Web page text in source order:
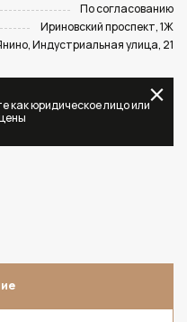
По согласованию
Ириновский проспект, 1Ж
Индустриальная улица, 21
как юридическое лицо или